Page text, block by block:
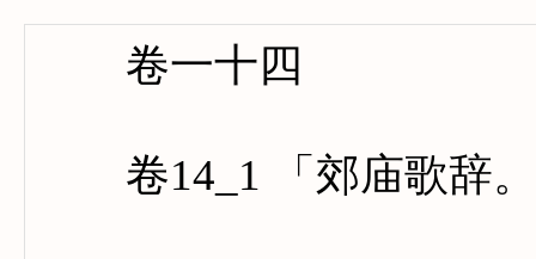
卷一十四
卷14_1 「郊庙歌辞。